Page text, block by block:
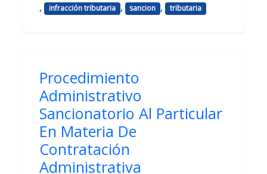
, infracción tributaria , sancion , tributaria
Procedimiento
Administrativo
Sancionatorio Al Particular
En Materia De
Contratación
Administrativa